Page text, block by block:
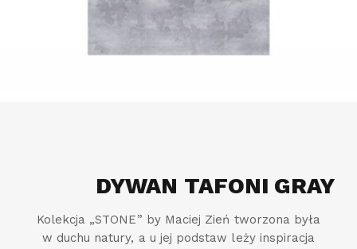
DYWAN TAFONI GRAY
Kolekcja „STONE” by Maciej Zień tworzona była
w duchu natury, a u jej podstaw leży inspiracja